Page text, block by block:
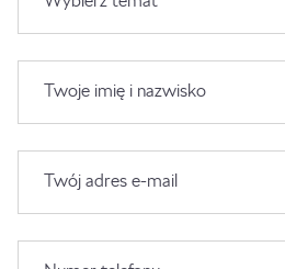
Twoje imię i nazwisko
Twój adres e-mail